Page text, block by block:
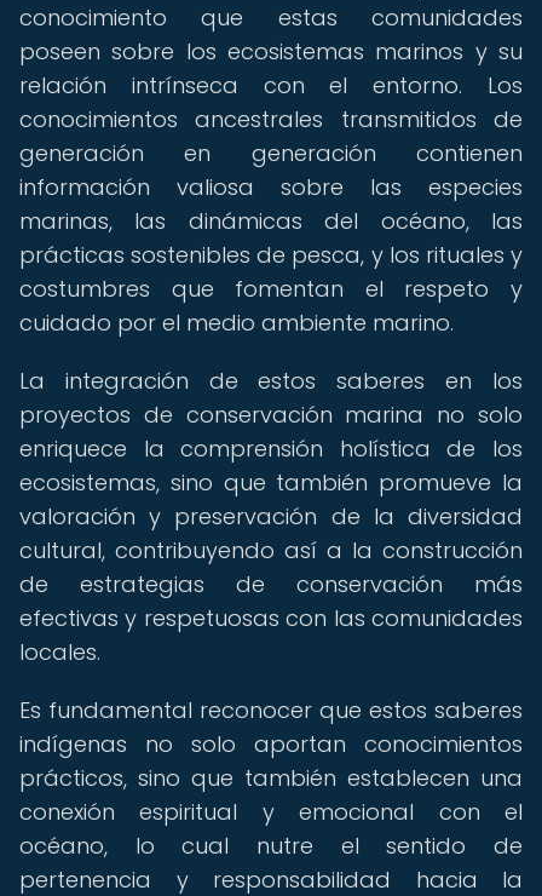
conocimiento que estas comunidades
poseen sobre los ecosistemas marinos y su
relación intrínseca con el entorno. Los
conocimientos ancestrales transmitidos de
generación en generación contienen
información valiosa sobre las especies
marinas, las dinámicas del océano, las
prácticas sostenibles de pesca, y los rituales y
costumbres que fomentan el respeto y
cuidado por el medio ambiente marino.
La integración de estos saberes en los
proyectos de conservación marina no solo
enriquece la comprensión holística de los
ecosistemas, sino que también promueve la
valoración y preservación de la diversidad
cultural, contribuyendo así a la construcción
de estrategias de conservación más
efectivas y respetuosas con las comunidades
locales.
Es fundamental reconocer que estos saberes
indígenas no solo aportan conocimientos
prácticos, sino que también establecen una
conexión espiritual y emocional con el
océano, lo cual nutre el sentido de
pertenencia y responsabilidad hacia la